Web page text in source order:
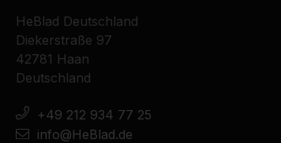
HeBlad Deutschland
Diekerstraße 97
42781 Haan
Deutschland
+49 212 934 77 25
info@HeBlad.de